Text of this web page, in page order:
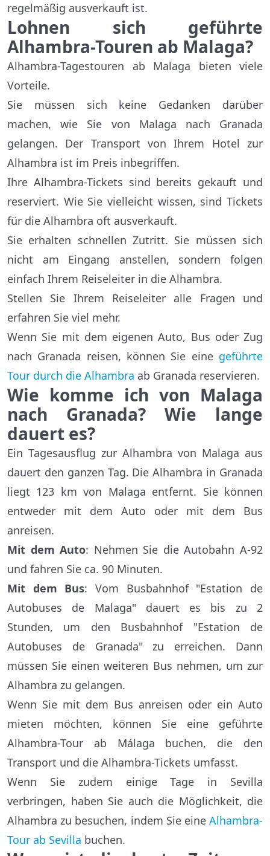
regelmäßig ausverkauft ist.
Lohnen sich geführte
Alhambra-Touren ab Malaga?
Alhambra-Tagestouren ab Malaga bieten viele
Vorteile.
Sie müssen sich keine Gedanken darüber
machen, wie Sie von Malaga nach Granada
gelangen. Der Transport von Ihrem Hotel zur
Alhambra ist im Preis inbegriffen.
Ihre Alhambra-Tickets sind bereits gekauft und
reserviert. Wie Sie vielleicht wissen, sind Tickets
für die Alhambra oft ausverkauft.
Sie erhalten schnellen Zutritt. Sie müssen sich
nicht am Eingang anstellen, sondern folgen
einfach Ihrem Reiseleiter in die Alhambra.
Stellen Sie Ihrem Reiseleiter alle Fragen und
erfahren Sie viel mehr.
Wenn Sie mit dem eigenen Auto, Bus oder Zug
nach Granada reisen, können Sie eine geführte
Tour durch die Alhambra ab Granada reservieren.
Wie komme ich von Malaga
nach Granada? Wie lange
dauert es?
Ein Tagesausflug zur Alhambra von Malaga aus
dauert den ganzen Tag. Die Alhambra in Granada
liegt 123 km von Malaga entfernt. Sie können
entweder mit dem Auto oder mit dem Bus
anreisen.
Mit dem Auto: Nehmen Sie die Autobahn A-92
und fahren Sie ca. 90 Minuten.
Mit dem Bus: Vom Busbahnhof "Estation de
Autobuses de Malaga" dauert es bis zu 2
Stunden, um den Busbahnhof "Estation de
Autobuses de Granada" zu erreichen. Dann
müssen Sie einen weiteren Bus nehmen, um zur
Alhambra zu gelangen.
Wenn Sie mit dem Bus anreisen oder ein Auto
mieten möchten, können Sie eine geführte
Alhambra-Tour ab Málaga buchen, die den
Transport und die Alhambra-Tickets umfasst.
Wenn Sie zudem einige Tage in Sevilla
verbringen, haben Sie auch die Möglichkeit, die
Alhambra zu besuchen, indem Sie eine Alhambra-
Tour ab Sevilla buchen.